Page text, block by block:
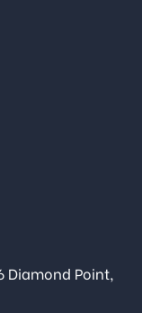
Diamond Point,